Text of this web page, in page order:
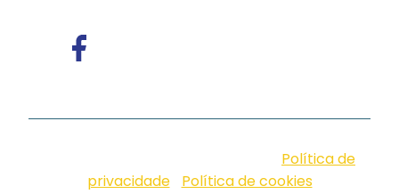
Política de
privacidade| Política de cookies